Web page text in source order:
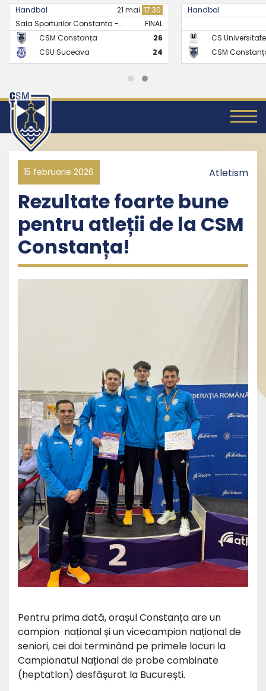
Handbal 21 mai 17:30
Sala Sporturilor Constanta -..
FINAL
CSM Constanța
26
CSU Suceava
24
Handbal
CS
CSM
15 februarie 2026 Atletism
Rezultate foarte bune
pentru atleții de la CSM
Constanța!
Pentru prima dată, orașul Constanța are un
campion național și un vicecampion național de
seniori, cei doi terminând pe primele locuri la
Campionatul Național de probe combinate
(heptatlon) desfășurat la București.